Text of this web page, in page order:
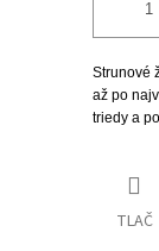
Strunové
až po
triedy a
TLAČ